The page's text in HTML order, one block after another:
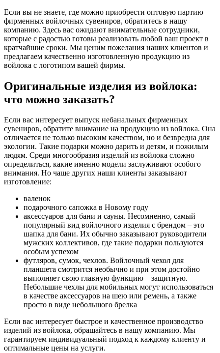
Если вы не знаете, где можно приобрести оптовую партию
фирменных войлочных сувениров, обратитесь в нашу
компанию. Здесь вас ожидают внимательные сотрудники,
которые с радостью готовы реализовать любой ваш проект в
кратчайшие сроки. Мы ценим пожелания наших клиентов и
предлагаем качественно изготовленную продукцию из
войлока с логотипом вашей фирмы.
Оригинальные изделия из войлока:
что можно заказать?
Если вас интересует выпуск небанальных фирменных
сувениров, обратите внимание на продукцию из войлока. Она
отличается не только высоким качеством, но и безвредна для
экологии. Такие подарки можно дарить и детям, и пожилым
людям. Среди многообразия изделий из войлока сложно
определиться, какие именно модели заслуживают особого
внимания. Но чаще других наши клиенты заказывают
изготовление:
валенок
подарочного сапожка в Новому году
аксессуаров для бани и сауны. Несомненно, самый
популярный вид войлочного изделия с брендом – это
шапка для бани. Их обычно заказывают руководители
мужских коллективов, где такие подарки пользуются
особым успехом
футляров, сумок, чехлов. Войлочный чехол для
планшета смотрится необычно и при этом достойно
выполняет свою главную функцию – защитную.
Небольшие чехлы для мобильных могут использоваться
в качестве аксессуаров на шею или ремень, а также
просто в виде небольшого брелка
Если вас интересует быстрое и качественное производство
изделий из войлока, обращайтесь в нашу компанию. Мы
гарантируем индивидуальный подход к каждому клиенту и
оптимальные цены на услуги.